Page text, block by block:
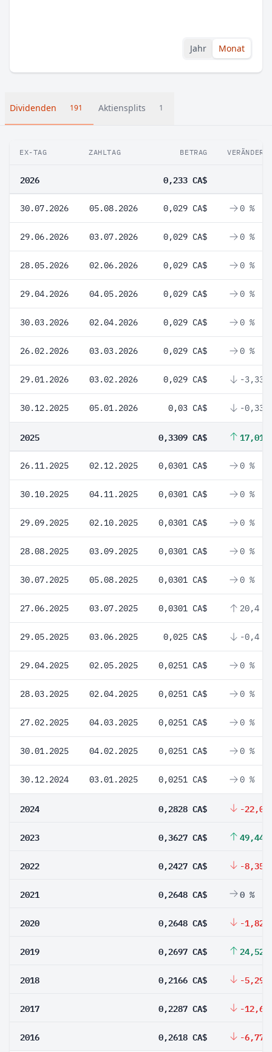
Jahr Monat
Dividenden 191 Aktiensplits 1
EX-TAG ZAHLTAG BETRAG
2026 0,233 CA$
30.07.2026 05.08.2026 0,029 CA$ 0 %
29.06.2026 03.07.2026 0,029 CA$ 0 %
28.05.2026 02.06.2026 0,029 CA$ 0 %
29.04.2026 04.05.2026 0,029 CA$ 0 %
30.03.2026 02.04.2026 0,029 CA$ 0 %
26.02.2026 03.03.2026 0,029 CA$ 0 %
29.01.2026 03.02.2026 0,029 CA$ -3,33
30.12.2025 05.01.2026 0,03 CA$ -0,33
2025 0,3309 CA$ 17,01
26.11.2025 02.12.2025 0,0301 CA$ 0 %
30.10.2025 04.11.2025 0,0301 CA$ 0 %
29.09.2025 02.10.2025 0,0301 CA$ 0 %
28.08.2025 03.09.2025 0,0301 CA$ 0 %
30.07.2025 05.08.2025 0,0301 CA$ 0 %
27.06.2025 03.07.2025 0,0301 CA$ 20,4 %
29.05.2025 03.06.2025 0,025 CA$ -0,4 %
29.04.2025 02.05.2025 0,0251 CA$ 0 %
28.03.2025 02.04.2025 0,0251 CA$ 0 %
27.02.2025 04.03.2025 0,0251 CA$ 0 %
30.01.2025 04.02.2025 0,0251 CA$ 0 %
30.12.2024 03.01.2025 0,0251 CA$ 0 %
2024 0,2828 CA$ -22,03
2023 0,3627 CA$ 49,44
2022 0,2427 CA$ -8,35
2021 0,2648 CA$ 0 %
2020 0,2648 CA$ -1,82
2019 0,2697 CA$ 24,52
2018 0,2166 CA$ -5,29
2017 0,2287 CA$ -12,64
2016 0,2618 CA$ -6,77